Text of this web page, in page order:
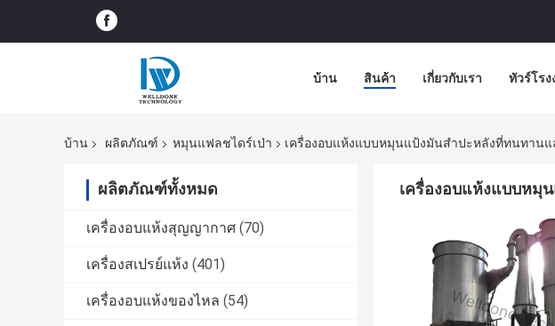
บ้าน สินค้า เกี่ยวกับเรา ทัวร์โรง
บ้าน ผลิตภัณฑ์ หมุนแฟลชไดร์เป่า เครื่องอบแห้งแบบหมุนแป้งมันสำปะหลังที่ทนทาน
ผลิตภัณฑ์ทั้งหมด
เครื่องอบแห้งสุญญากาศ (70)
เครื่องสเปรย์แห้ง (401)
เครื่องอบแห้งของไหล (54)
เครื่องอบแห้งแบบหมุ